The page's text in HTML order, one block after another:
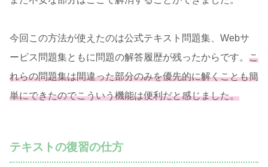
今回この方法が使えたのは公式テキスト問題集、Webサ
ービス問題集ともに問題の解答履歴が残ったからです。 こ
れらの問題集は間違った部分のみを優先的に解くことも簡
単にできたのでこういう機能は便利だと感じました。
テキストの復習の仕方